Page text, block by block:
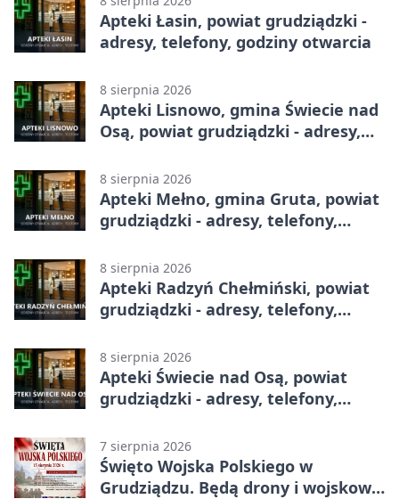
Apteki Łasin, powiat grudziądzki -
adresy, telefony, godziny otwarcia
8 sierpnia 2026
Apteki Lisnowo, gmina Świecie nad
Osą, powiat grudziądzki - adresy,
8 sierpnia 2026
Apteki Mełno, gmina Gruta, powiat
grudziądzki - adresy, telefony,
8 sierpnia 2026
Apteki Radzyń Chełmiński, powiat
grudziądzki - adresy, telefony,
8 sierpnia 2026
Apteki Świecie nad Osą, powiat
grudziądzki - adresy, telefony,
7 sierpnia 2026
Święto Wojska Polskiego w
Grudziądzu. Będą drony i wojskowa